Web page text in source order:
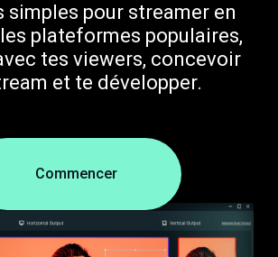
simples pour streamer en
plateformes populaires,
tes viewers, concevoir
et te développer.
Commencer